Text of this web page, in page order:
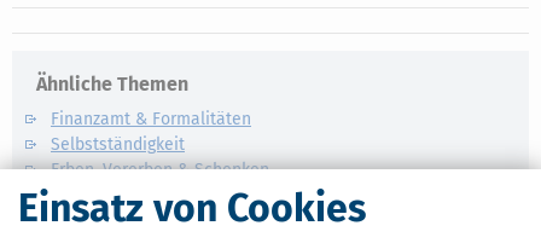
Einsatz von Cookies
Ähnliche Themen
Finanzamt & Formalitäten
Selbstständigkeit
Erben, Vererben & Schenken
Verwandte Lexikon-Begriffe